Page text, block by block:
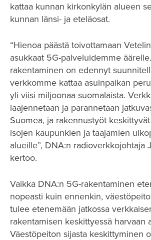
kattaa kunnan kirkonkylän alueen
kunnan länsi- ja eteläosat.
“Hienoa päästä toivottamaan
asukkaat 5G-palveluidemme
rakentaminen on edennyt
verkkomme kattaa asuinpaikan
yli viisi miljoonaa suomalaista.
laajennetaan ja parannetaan
Suomea, ja rakennustyöt
isojen kaupunkien ja taajamien
alueille”, DNA:n radioverkkojohtaja
kertoo.
Vaikka DNA:n 5G-rakentaminen
nopeasti kuin ennenkin,
tulee etenemään jatkossa
rakentamisen keskittyessä harvaan
Väestöpeiton sijasta keskittyminen